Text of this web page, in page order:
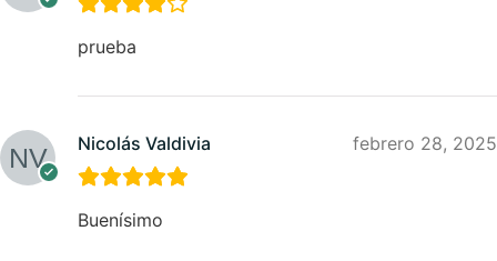
prueba
Nicolás Valdivia febrero 28, 2025
Buenísimo